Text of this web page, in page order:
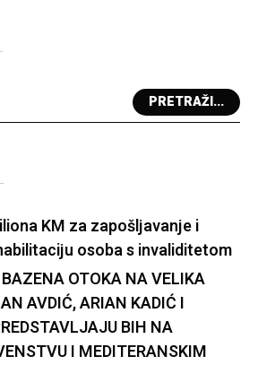
PRETRAŽI...
KM za zapošljavanje i
osoba s invaliditetom
OTOKA NA VELIKA
AVDIĆ, ARIAN KADIĆ I
BIH NA
I MEDITERANSKIM